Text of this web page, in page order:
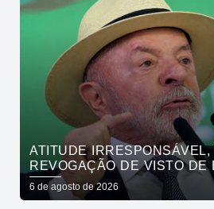
ATITUDE
REVOGAÇÃO DE VISTO DE
6 de agosto de 2026